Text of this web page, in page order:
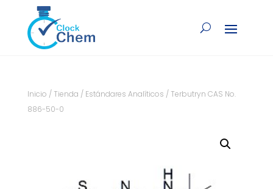
Inicio / Tienda / Estándares Analíticos / Terbutryn CAS No.
886-50-0